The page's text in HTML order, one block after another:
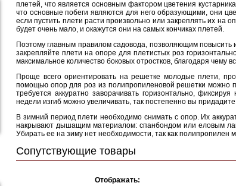
плетей, что является основным фактором цветения
что основные побеги являются для него образующими, они
если пустить плети расти произвольно или закреплять их на
будет очень мало, и окажутся они на самых кончиках плетей.
Поэтому главным правилом садовода, позволяющим повысить
закрепляйте плети на опоре для плетистых роз
максимальное количество боковых отростков, благодаря чему
Проще всего ориентировать на решетке молодые плети,
помощью опор для роз из полипропиленовой решетки можно
требуется аккуратно заворачивать горизонтально,
недели изгиб можно увеличивать, так постепенно вы
В зимний период плети необходимо снимать с опор. Их
накрывают дышащим материалом: спанбондом или еловым
Убирать ее на зиму нет необходимости, так как полипропилен
Сопутствующие товары
Отображать: